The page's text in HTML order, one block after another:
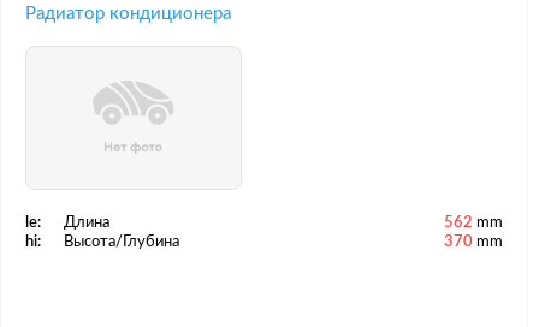
Радиатор кондиционера
le: Длина 562 mm
hi:
Высота/Глубина 370 mm